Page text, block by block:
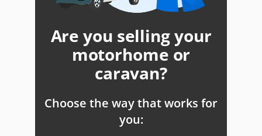
Are you selling your
motorhome or
caravan?
Choose the way that works for
you: